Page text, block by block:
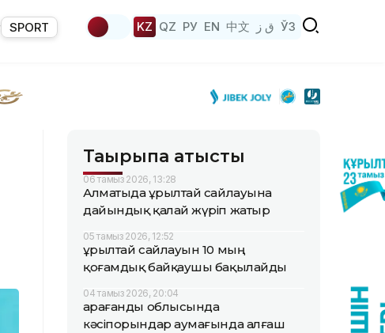
SPORT KZ QZ РУ EN 中文 ق ز ЎЗ
Тақырыпқа қатысты
06 тамыз 2026, 13:28
Алматыда Құрылтай сайлауына
дайындық қалай жүріп жатыр
05 тамыз 2026, 12:52
Құрылтай сайлауын 10 мың
қоғамдық байқаушы бақылайды
04 тамыз 2026, 20:04
Қарағанды облысында
кәсіпорындар аумағында алғаш